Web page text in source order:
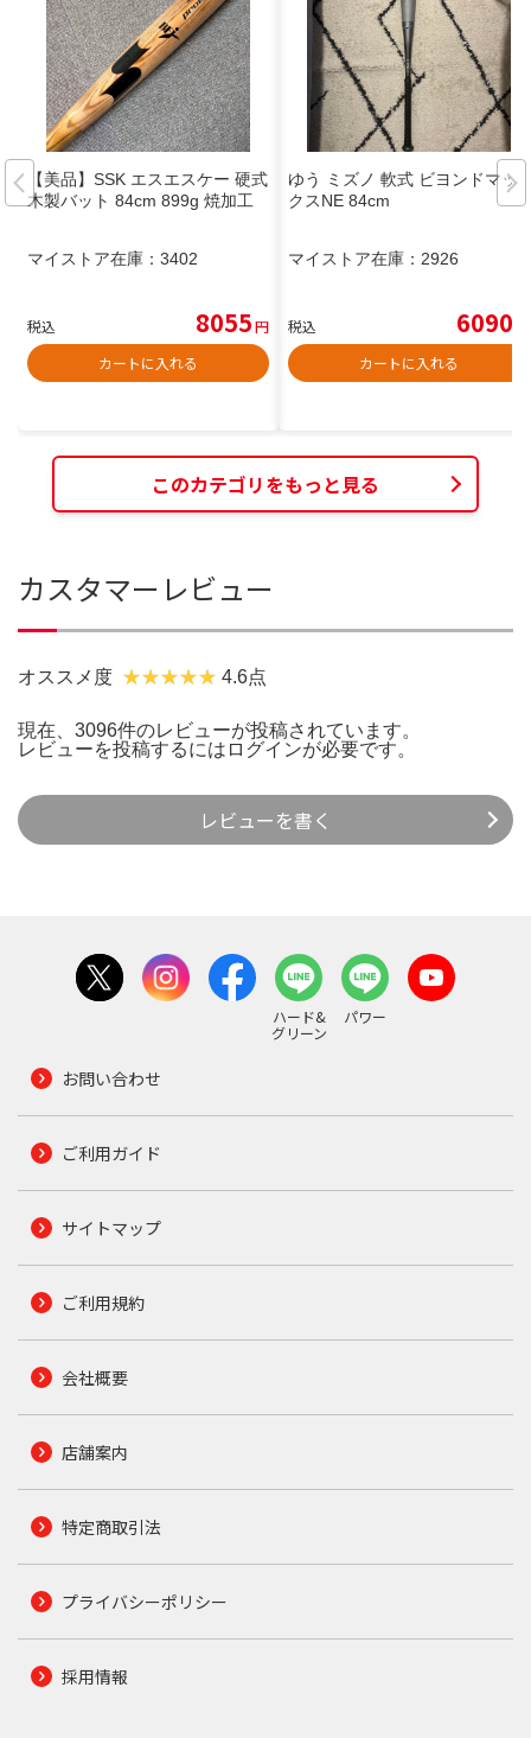
【美品】SSK エスエスケー 硬式
木製バット 84cm 899g 焼加工
マイストア在庫： 3402
税込 8055円
カートに入れる
ゆう ミズノ 軟式 ビヨンドマッ
クスNE 84cm
マイストア在庫： 2926
税込 6090
カートに入れる
このカテゴリをもっと見る
カスタマーレビュー
オススメ度 4.6点
現在、3096件のレビューが投稿されています。
レビューを投稿するには ログインが必要です。
レビューを書く
ハード&
グリーン
パワー
お問い合わせ
ご利用ガイド
サイトマップ
ご利用規約
会社概要
店舗案内
特定商取引法
プライバシーポリシー
採用情報